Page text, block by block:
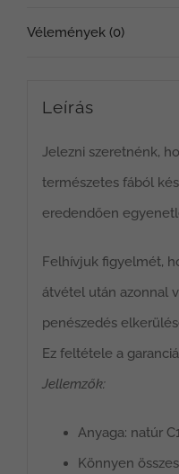
Vélemények (0)
Leírás
Jelezni szeretnénk,
természetes fából
eredendően
Felhívjuk figyelmét,
átvétel után azonnal
penészedés
Ez feltétele a
Jellemzők:
Anyaga: natúr
Könnyen